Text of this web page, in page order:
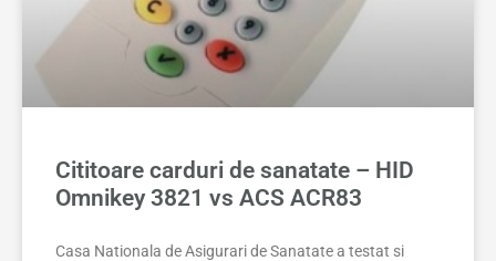
Cititoare carduri de sanatate – HID
Omnikey 3821 vs ACS ACR83
Casa Nationala de Asigurari de Sanatate a testat si